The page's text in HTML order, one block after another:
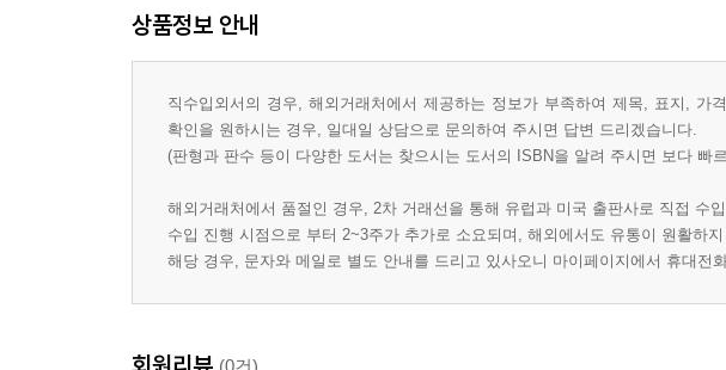
상품정보 안내
직수입외서의 경우, 해외거래처에서 제공하는 정보가 부족하여 제목, 표지,
확인을 원하시는 경우, 일대일 상담으로 문의하여 주시면 답변 드리겠습니다.
(판형과 판수 등이 다양한 도서는 찾으시는 도서의 ISBN을 알려 주시면 보다 빠
해외거래처에서 품절인 경우, 2차 거래선을 통해 유럽과 미국 출판사로 직접 수
수입 진행 시점으로 부터 2~3주가 추가로 소요되며, 해외에서도 유통이 원활하
해당 경우, 문자와 메일로 별도 안내를 드리고 있사오니 마이페이지에서 휴대전
(0건)